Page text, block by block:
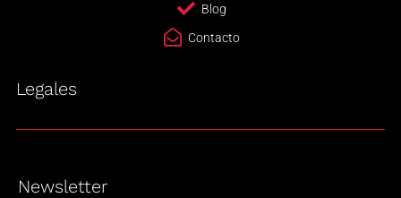
Blog
Contacto
Legales
Newsletter